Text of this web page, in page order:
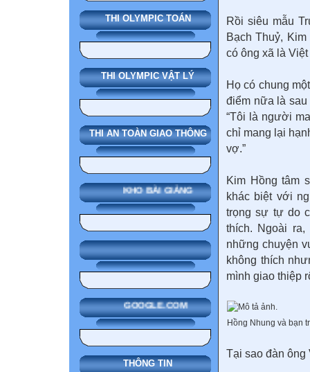
THI OLYMPIC TOÁN
THI OLYMPIC VẬT LÝ
THI AN TOÀN GIAO THÔNG
KHO BÀI GIẢNG
GOOGLE.COM
THÔNG TIN
Rồi siêu mẫu
Bạch Thuỷ,
có ông xã là
Họ có chung
điểm nữa là sau
“Tôi là người
chỉ mang lại
vợ.”
Kim Hồng tâm
khác biệt với
trọng sự tự do
thích. Ngoài
những chuyện
không thích
mình giao thiệp
Hồng Nhung và bạn
Tại sao đàn ông